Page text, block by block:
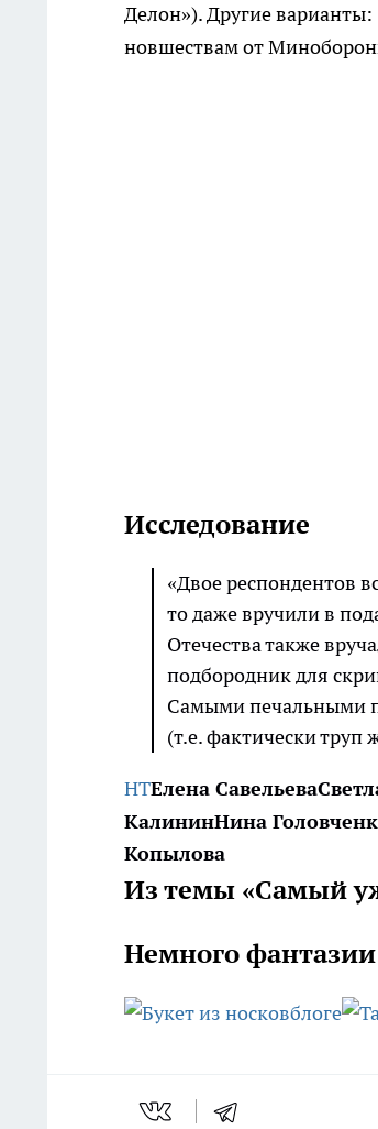
Делон»). Другие
новшествам от
Исследование
«Двое респондентов
то даже вручили в
Отечества также
подбородник для
Самыми печальными
(т.е. фактически труп
НТЕлена Савельева
КалининНина
Копылова
Из темы «Самый
Немного фантазии
блоге